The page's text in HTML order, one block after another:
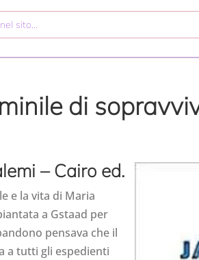
di
– Cairo ed.
e la vita di Maria
a Gstaad per
pensava che il
a tutti gli espedienti